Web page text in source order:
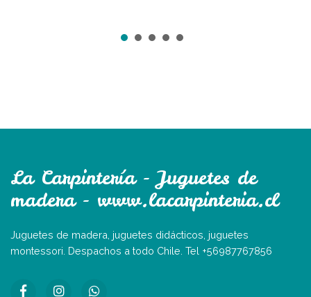
La Carpintería - Juguetes de
madera - www.lacarpinteria.cl
Juguetes de madera, juguetes didácticos, juguetes
montessori. Despachos a todo Chile. Tel +56987767856